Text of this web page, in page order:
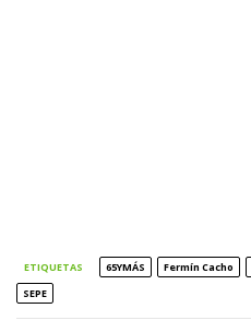
ETIQUETAS 65YMÁS Fermín Cacho
SEPE